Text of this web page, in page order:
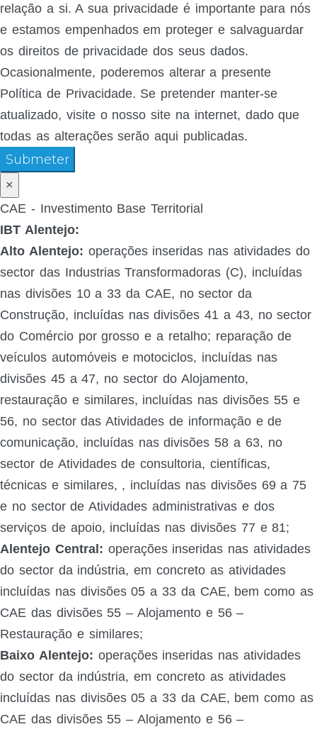
relação a si. A sua privacidade é importante para nós
e estamos empenhados em proteger e salvaguardar
os direitos de privacidade dos seus dados.
Ocasionalmente, poderemos alterar a presente
Política de Privacidade. Se pretender manter-se
atualizado, visite o nosso site na internet, dado que
todas as alterações serão aqui publicadas.
Submeter
×
CAE - Investimento Base Territorial
IBT Alentejo:
Alto Alentejo: operações inseridas nas atividades do
sector das Industrias Transformadoras (C), incluídas
nas divisões 10 a 33 da CAE, no sector da
Construção, incluídas nas divisões 41 a 43, no sector
do Comércio por grosso e a retalho; reparação de
veículos automóveis e motociclos, incluídas nas
divisões 45 a 47, no sector do Alojamento,
restauração e similares, incluídas nas divisões 55 e
56, no sector das Atividades de informação e de
comunicação, incluídas nas divisões 58 a 63, no
sector de Atividades de consultoria, científicas,
técnicas e similares, , incluídas nas divisões 69 a 75
e no sector de Atividades administrativas e dos
serviços de apoio, incluídas nas divisões 77 e 81;
Alentejo Central: operações inseridas nas atividades
do sector da indústria, em concreto as atividades
incluídas nas divisões 05 a 33 da CAE, bem como as
CAE das divisões 55 – Alojamento e 56 –
Restauração e similares;
Baixo Alentejo: operações inseridas nas atividades
do sector da indústria, em concreto as atividades
incluídas nas divisões 05 a 33 da CAE, bem como as
CAE das divisões 55 – Alojamento e 56 –